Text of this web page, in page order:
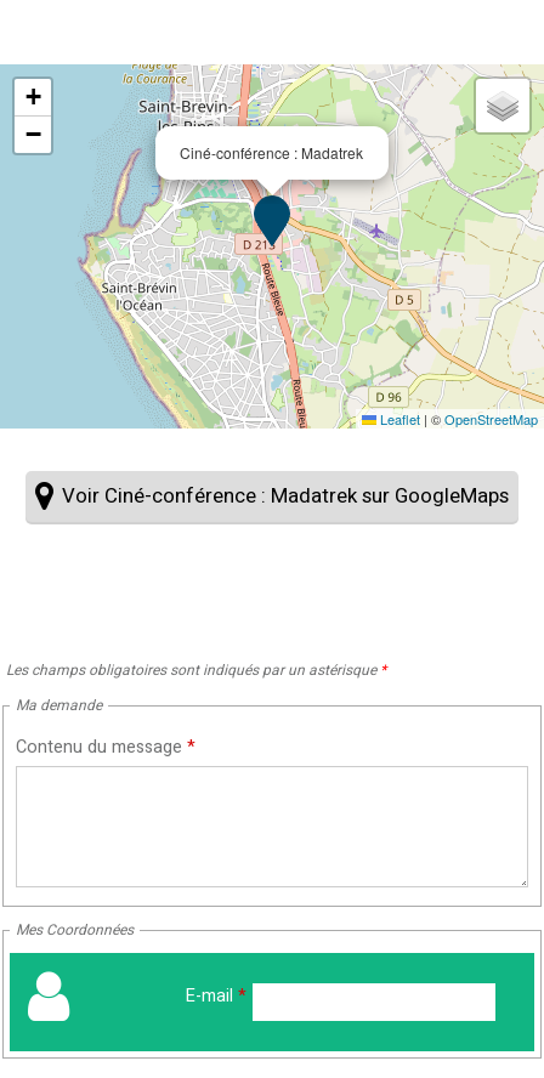
Ciné-conférence : Madatrek
+
−
Leaflet | ©OpenStreetMap
Voir Ciné-conférence : Madatrek sur GoogleMaps
Les champs obligatoires sont indiqués par un astérisque *
Ma demande
Contenu du message *
Mes Coordonnées
E-mail *